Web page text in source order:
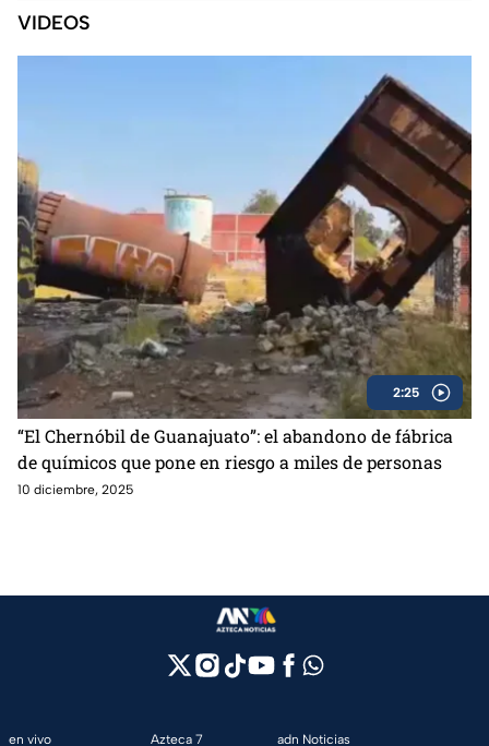
VIDEOS
2:25
“El Chernóbil de Guanajuato”: el abandono de fábrica
de químicos que pone en riesgo a miles de personas
10 diciembre, 2025
en vivo
Azteca 7
adn Noticias